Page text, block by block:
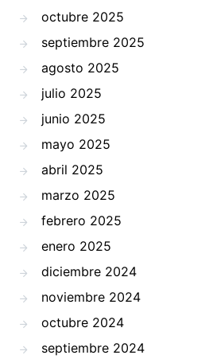
octubre 2025
septiembre 2025
agosto 2025
julio 2025
junio 2025
mayo 2025
abril 2025
marzo 2025
febrero 2025
enero 2025
diciembre 2024
noviembre 2024
octubre 2024
septiembre 2024